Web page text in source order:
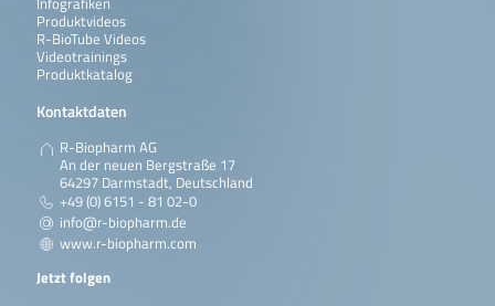
Produktvideos
R-BioTube Videos
Videotrainings
Produktkatalog
Kontaktdaten
R-Biopharm AG
An der neuen Bergstraße 17
64297 Darmstadt, Deutschland
+49 (0) 6151 - 81 02-0
info@r-biopharm.de
www.r-biopharm.com
Jetzt folgen